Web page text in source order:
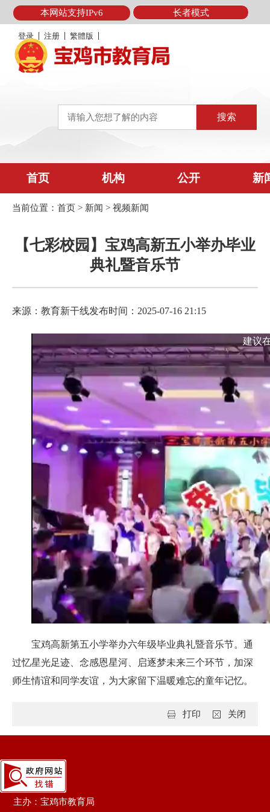
本网站支持IPv6 长者模式
登录 注册 繁體版
首页 机构 公开 新
当前位置： 首页 > 新闻 > 视频新闻
【七彩校园】宝鸡高新五小举办毕业
典礼暨音乐节
来源：教育新干线发布时间：2025-07-16 21:15
宝鸡高新第五小学举办六年级毕业典礼暨音乐节。通
过忆星光足迹、念感恩星河、启逐梦未来三个环节，加深
师生情谊和同学友谊，为大家留下温暖难忘的童年记忆。
关闭
打印
主办：宝鸡市教育局